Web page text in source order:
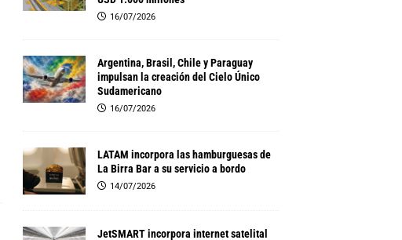
16/07/2026
Argentina, Brasil, Chile y Paraguay
impulsan la creación del Cielo Único
Sudamericano
16/07/2026
LATAM incorpora las hamburguesas de
La Birra Bar a su servicio a bordo
14/07/2026
JetSMART incorpora internet satelital